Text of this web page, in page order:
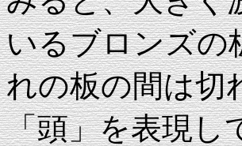
いるブロンズの
れの板の間は切
「頭」を表現し